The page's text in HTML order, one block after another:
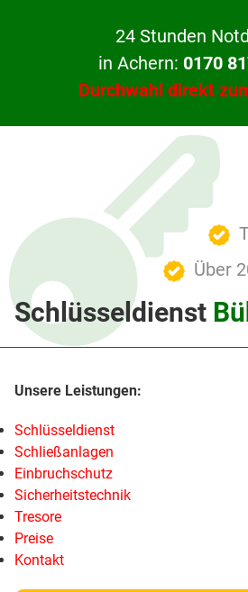
24 Stunden
in Achern: 0170
Durchwahl direkt
Über
Schlüsseldienst
Schlüsseldienst
Schließanlagen
Einbruchschutz
Sicherheitstechnik
Tresore
Preise
Kontakt